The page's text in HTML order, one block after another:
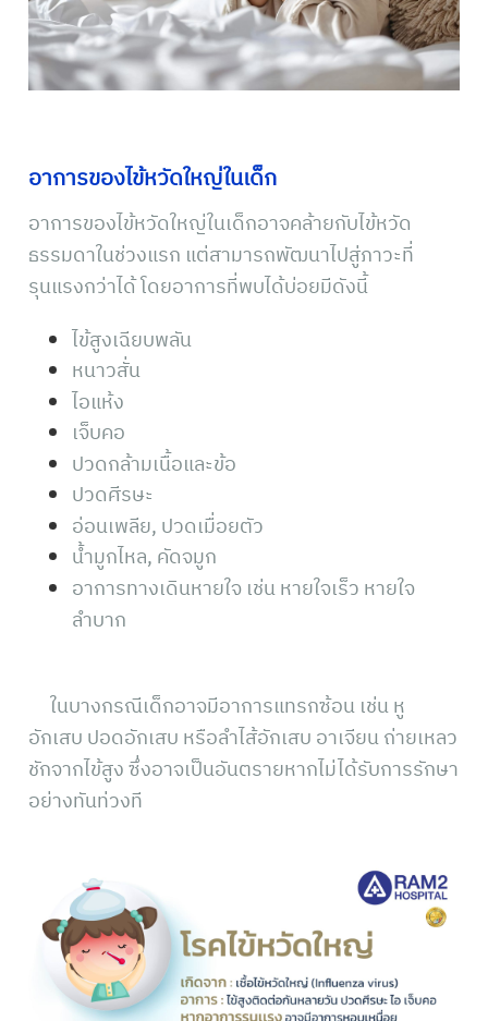
อาการของไข้หวัดใหญ่ในเด็ก
อาการของไข้หวัดใหญ่ในเด็กอาจคล้ายกับไข้หวัด
ธรรมดาในช่วงแรก แต่สามารถพัฒนาไปสู่ภาวะที่
รุนแรงกว่าได้ โดยอาการที่พบได้บ่อยมีดังนี้
ไข้สูงเฉียบพลัน
หนาวสั่น
ไอแห้ง
เจ็บคอ
ปวดกล้ามเนื้อและข้อ
ปวดศีรษะ
อ่อนเพลีย, ปวดเมื่อยตัว
น้ำมูกไหล, คัดจมูก
อาการทางเดินหายใจ เช่น หายใจเร็ว หายใจ
ลำบาก
ในบางกรณีเด็กอาจมีอาการแทรกซ้อน เช่น หู
อักเสบ ปอดอักเสบ หรือลำไส้อักเสบ อาเจียน ถ่ายเหลว
ชักจากไข้สูง ซึ่งอาจเป็นอันตรายหากไม่ได้รับการรักษา
อย่างทันท่วงที